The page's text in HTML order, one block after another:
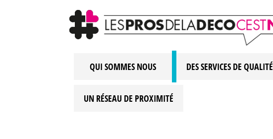
QUI SOMMES NOUS DES SERVICES DE QUALITÉ
UN RÉSEAU DE PROXIMITÉ